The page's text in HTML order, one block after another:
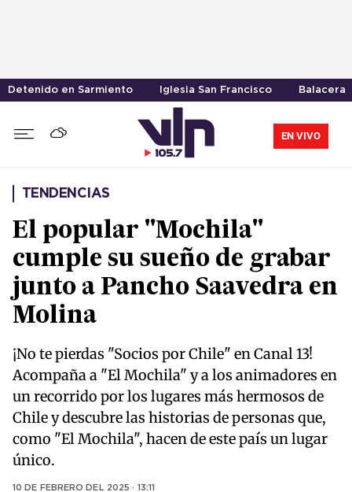
Detenido en Sarmiento Iglesia San Francisco Balacera
EN VIVO
TENDENCIAS
El popular "Mochila"
cumple su sueño de grabar
junto a Pancho Saavedra en
Molina
¡No te pierdas "Socios por Chile" en Canal 13!
Acompaña a "El Mochila" y a los animadores en
un recorrido por los lugares más hermosos de
Chile y descubre las historias de personas que,
como "El Mochila", hacen de este país un lugar
único.
10 DE FEBRERO DEL 2025 · 13:11